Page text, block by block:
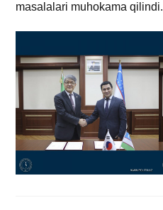
masalalari muhokama qilindi.